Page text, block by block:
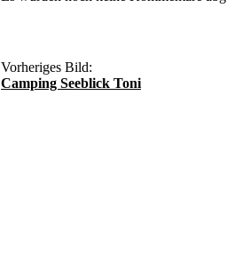
Vorheriges Bild:
Camping Seeblick Toni